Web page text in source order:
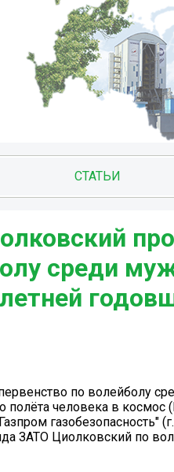
СТАТЬИ
среди
по волейболу
человека в
газобезопасность"
ЗАТО Циолковский по